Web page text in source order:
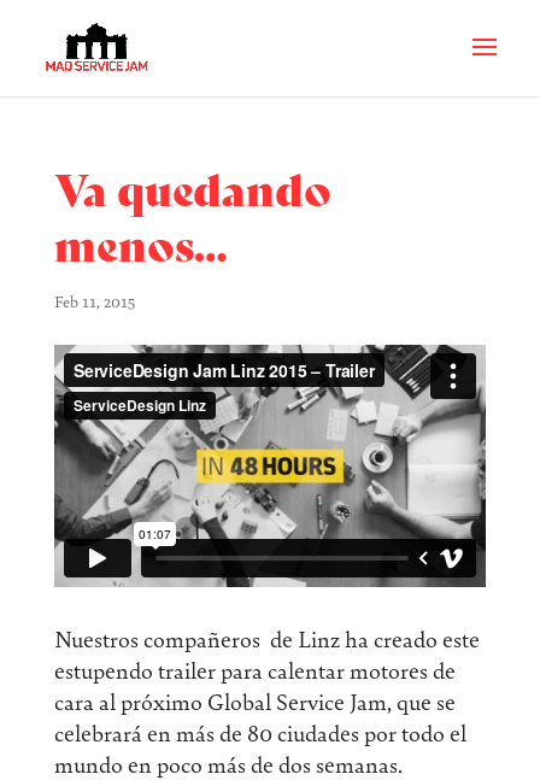
Va quedando
menos…
Feb 11, 2015
Nuestros compañeros de Linz ha creado este
estupendo trailer para calentar motores de
cara al próximo Global Service Jam, que se
celebrará en más de 80 ciudades por todo el
mundo en poco más de dos semanas.